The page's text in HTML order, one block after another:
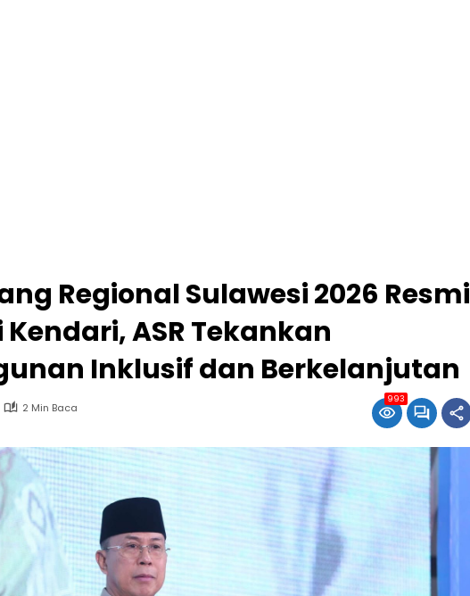
Regional Sulawesi 2026 Resmi
ASR Tekankan
Inklusif dan Berkelanjutan
2 Min Baca
993